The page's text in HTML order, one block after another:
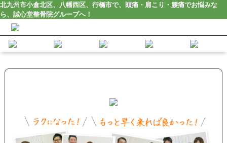
北九州市小倉北区、八幡西区、行橋市で、頭痛・肩こり・腰痛でお悩みな
ら、誠心堂整骨院グループへ！